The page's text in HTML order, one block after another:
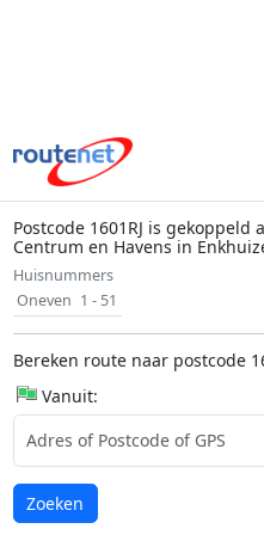
Postcode 1601RJ is
Centrum en Havens in
Huisnummers
Oneven 1 - 51
Bereken route naar postcode
Vanuit:
Laden...
Zoeken